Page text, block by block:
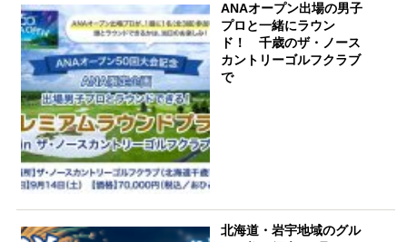
ANAオープン出場の男子
プロと一緒にラウン
ド！ 千歳のザ・ノース
カントリーゴルフクラブ
で
北海道・岩宇地域のグル